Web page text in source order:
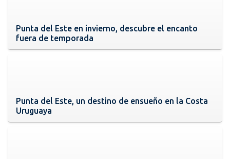
Punta del Este en invierno, descubre el encanto
fuera de temporada
Punta del Este, un destino de ensueño en la Costa
Uruguaya